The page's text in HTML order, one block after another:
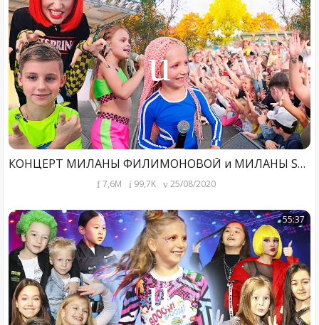
КОНЦЕРТ МИЛАНЫ ФИЛИМОНОВОЙ и МИЛАНЫ STAR в МОСКВЕ 2020! Лиза Анохина Денис Бунин и Другие!
7,6M 99,7K 25/08/2020
55:37